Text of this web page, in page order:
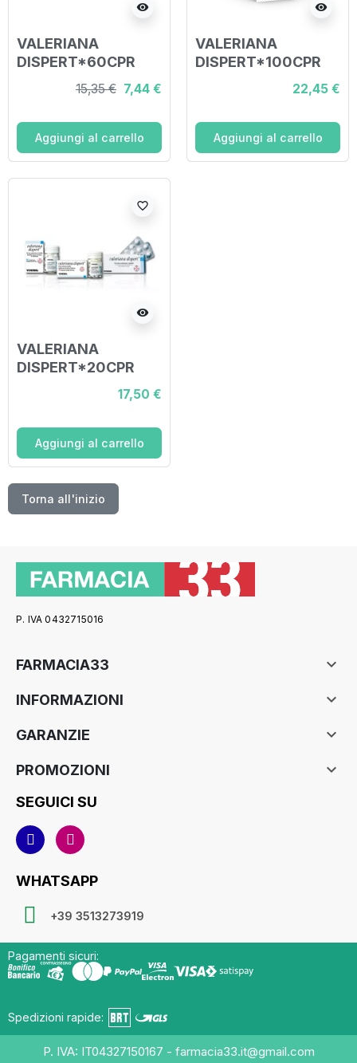
visibility
VALERIANA
DISPERT*60CPR
15,35 € 7,44 €
Aggiungi al carrello
visibility
VALERIANA
DISPERT*100CPR
22,45 €
Aggiungi al carrello
visibility
favorite_border
VALERIANA
DISPERT*20CPR
17,50 €
Aggiungi al carrello
Torna all'inizio
P. IVA 0432715016
FARMACIA33 
INFORMAZIONI 
GARANZIE 
PROMOZIONI 
SEGUICI SU
WHATSAPP
+39 3513273919
Pagamenti sicuri:
Spedizioni rapide:
P. IVA: IT04327150167 - farmacia33.it@gmail.com